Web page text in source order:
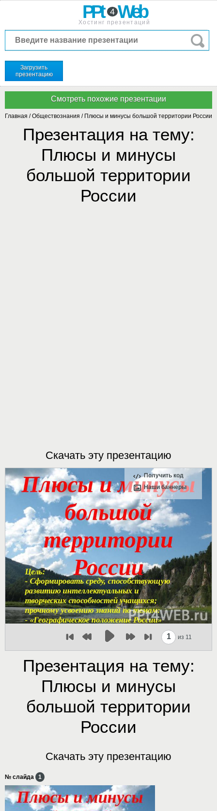
PPt 4 Web
Хостинг презентаций
Загрузить
презентацию
Главная /Обществознания / Плюсы и минусы большой территории России
Презентация на тему:
Плюсы и минусы
большой территории
России
Скачать эту презентацию
Получить код
Наши баннеры
1 из 11
Презентация на тему:
Плюсы и минусы
большой территории
России
Скачать эту презентацию
№ слайда 1